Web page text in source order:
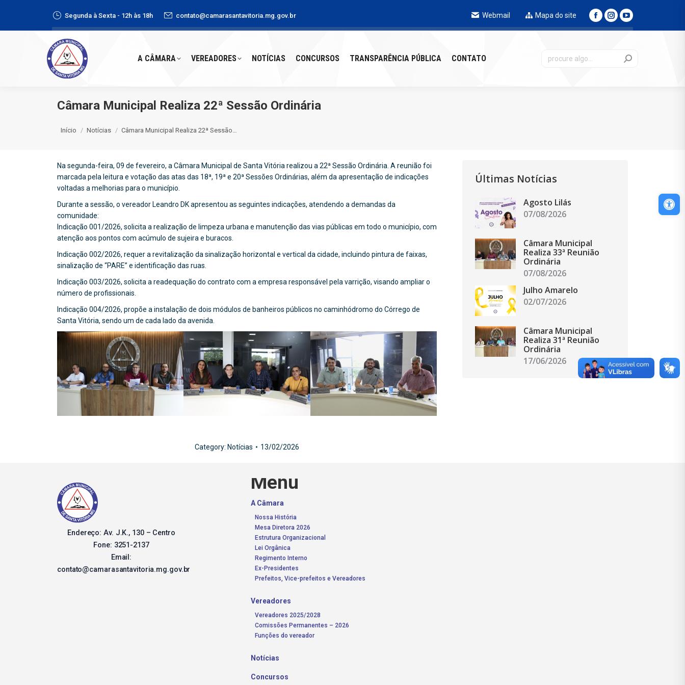
Segunda à Sexta - 12h às 18h contato@camarasantavitoria.mg.gov.br Webmail Mapa do site
A CÂMARA VEREADORES NOTÍCIAS CONCURSOS TRANSPARÊNCIA PÚBLICA CONTATO
Câmara Municipal Realiza 22ª Sessão Ordinária
Início Notícias Câmara Municipal Realiza 22ª Sessão…
Na segunda-feira, 09 de fevereiro, a Câmara Municipal de Santa Vitória realizou a 22ª Sessão Ordinária. A reunião foi
marcada pela leitura e votação das atas das 18ª, 19ª e 20ª Sessões Ordinárias, além da apresentação de indicações
voltadas a melhorias para o município.
Durante a sessão, o vereador Leandro DK apresentou as seguintes indicações, atendendo a demandas da
comunidade:
Indicação 001/2026, solicita a realização de limpeza urbana e manutenção das vias públicas em todo o município, com
atenção aos pontos com acúmulo de sujeira e buracos.
Indicação 002/2026, requer a revitalização da sinalização horizontal e vertical da cidade, incluindo pintura de faixas,
sinalização de “PARE” e identificação das ruas.
Indicação 003/2026, solicita a readequação do contrato com a empresa responsável pela varrição, visando ampliar o
número de profissionais.
Indicação 004/2026, propõe a instalação de dois módulos de banheiros públicos no caminhódromo do Córrego de
Santa Vitória, sendo um de cada lado da avenida.
Category: Notícias 13/02/2026
Últimas Notícias
Agosto Lilás
07/08/2026
Câmara Municipal
Realiza 33ª Reunião
Ordinária
07/08/2026
Julho Amarelo
02/07/2026
Câmara Municipal
Realiza 31ª Reunião
Ordinária
17/06/2026
Endereço: Av. J.K., 130 – Centro
Fone: 3251-2137
Email:
contato@camarasantavitoria.mg.gov.br
Menu
A Câmara
Nossa História
Mesa Diretora 2026
Estrutura Organizacional
Lei Orgânica
Regimento Interno
Ex-Presidentes
Prefeitos, Vice-prefeitos e Vereadores
Vereadores
Vereadores 2025/2028
Comissões Permanentes – 2026
Funções do vereador
Notícias
Concursos
A CÂMARA VEREADORES NOTÍCIAS CONCURSOS CONTATO